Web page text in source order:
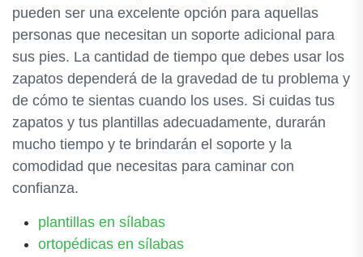
pueden ser una excelente opción para aquellas
personas que necesitan un soporte adicional para
sus pies. La cantidad de tiempo que debes usar los
zapatos dependerá de la gravedad de tu problema y
de cómo te sientas cuando los uses. Si cuidas tus
zapatos y tus plantillas adecuadamente, durarán
mucho tiempo y te brindarán el soporte y la
comodidad que necesitas para caminar con
confianza.
plantillas en sílabas
ortopédicas en sílabas